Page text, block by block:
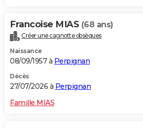
Francoise MIAS (68 ans)
Créer une cagnotte obsèques
Naissance
08/09/1957 à Perpignan
Décès
27/07/2026 à Perpignan
Famille MIAS